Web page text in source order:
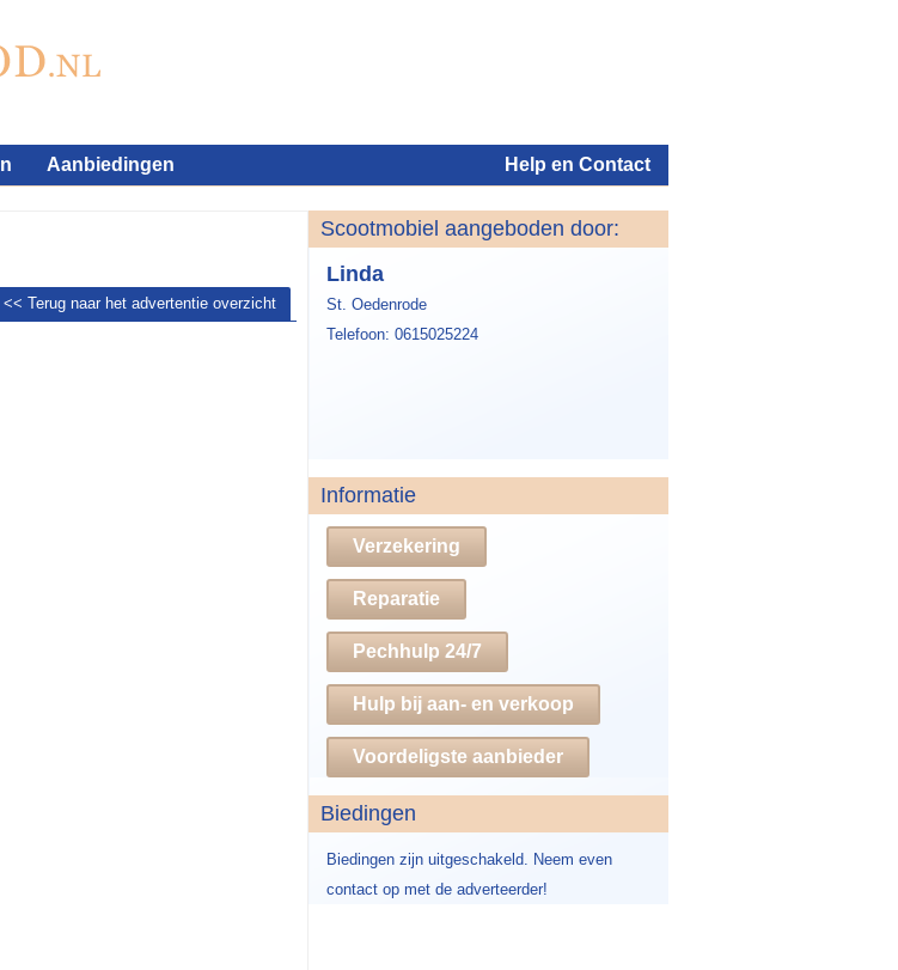
Aanbiedingen Help en Contact
<< Terug naar het advertentie overzicht
Scootmobiel aangeboden door:
Linda
St. Oedenrode
Telefoon: 0615025224
Informatie
Verzekering
Reparatie
Pechhulp 24/7
Hulp bij aan- en verkoop
Voordeligste aanbieder
Biedingen
Biedingen zijn uitgeschakeld. Neem even
contact op met de adverteerder!